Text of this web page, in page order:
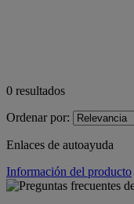
0 resultados
Ordenar por:
Enlaces de autoayuda
Información del producto